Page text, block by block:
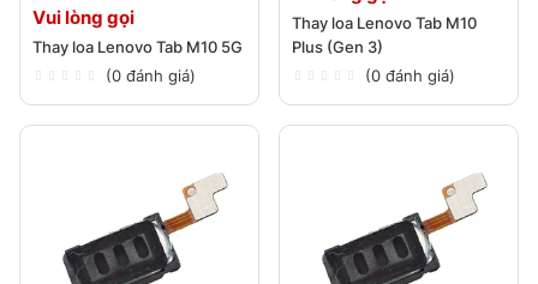
Vui lòng gọi
Thay loa Lenovo Tab M10 5G
(0 đánh giá)
Thay loa Lenovo Tab M10
Plus (Gen 3)
(0 đánh giá)